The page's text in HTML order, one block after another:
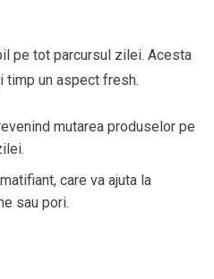
pe tot parcursul zilei. Acesta
timp un aspect fresh.
mutarea produselor pe
care va ajuta la
sau pori.